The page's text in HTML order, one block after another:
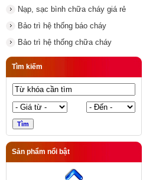
Nạp, sạc bình chữa cháy giá rẻ
Bảo trì hệ thống báo cháy
Bảo trì hệ thống chữa cháy
Tìm kiếm
Sản phẩm nổi bật